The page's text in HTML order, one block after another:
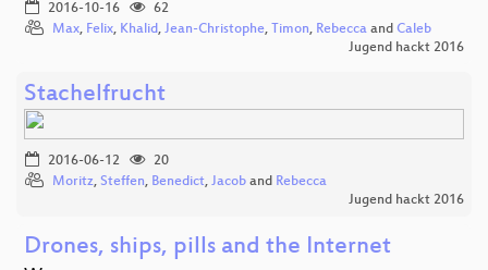
2016-10-16
62
Max, Felix, Khalid, Jean-Christophe, Timon, Rebecca and Caleb
Jugend hackt 2016
Stachelfrucht
2016-06-12
20
Moritz, Steffen, Benedict, Jacob and Rebecca
Jugend hackt 2016
Drones, ships, pills and the Internet